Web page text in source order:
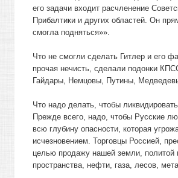
его задачи входит расчленение
Прибалтики и других областей. Он
смогла подняться»».
Что не смогли сделать Гитлер и его
прочая нечисть, сделали подонки
Гайдары, Немцовы, Путины,
Что надо делать, чтобы
Прежде всего, надо, чтобы Русские
всю глубину опасности, которая
исчезновением. Торговцы Россией,
целью продажу нашей земли, политой
пространства, нефти, газа, лесов,